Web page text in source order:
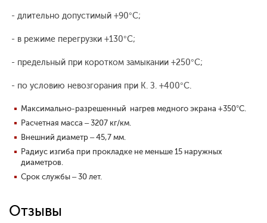
- длительно допустимый +90°С;
- в режиме перегрузки +130°С;
- предельный при коротком замыкании +250°С;
- по условию невозгорания при К. З. +400°С.
Максимально-разрешенный нагрев медного экрана +350°С.
Расчетная масса – 3207 кг/км.
Внешний диаметр – 45,7 мм.
Радиус изгиба при прокладке не меньше 15 наружных
диаметров.
Срок службы – 30 лет.
Отзывы